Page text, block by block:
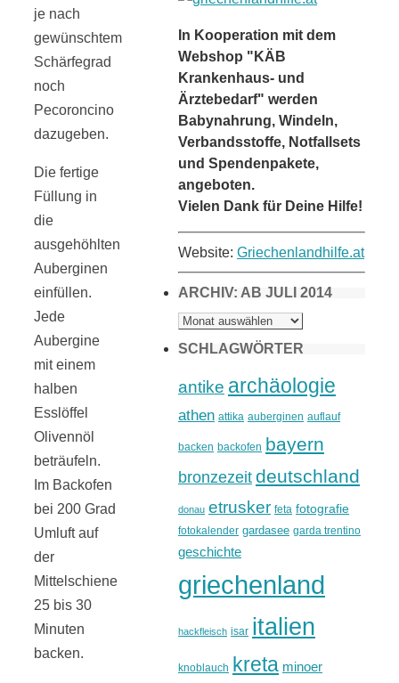
je nach
gewünschtem
Schärfegrad
noch
Pecoroncino
dazugeben.
Die fertige
Füllung in
die
ausgehöhlten
Auberginen
einfüllen.
Jede
Aubergine
mit einem
halben
Esslöffel
Olivennöl
beträufeln.
Im Backofen
bei 200 Grad
Umluft auf
der
Mittelschiene
25 bis 30
Minuten
backen.
In Kooperation mit dem
Webshop "KÄB
Krankenhaus- und
Ärztebedarf" werden
Babynahrung, Windeln,
Verbandsstoffe, Notfallsets
und Spendenpakete,
angeboten.
Vielen Dank für Deine Hilfe!
Website: Griechenlandhilfe.at
ARCHIV: AB JULI 2014
ARCHIV:
AB
2014
SCHLAGWÖRTER
antike archäologie
athen attika auberginen auflauf
backen backofen bayern
bronzezeit deutschland
donau etrusker feta fotografie
fotokalender gardasee garda trentino
geschichte
griechenland
hackfleisch isar italien
knoblauch kreta minoer